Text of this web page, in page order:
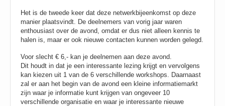
Het is de tweede keer dat deze netwerkbijeenkomst op deze
manier plaatsvindt. De deelnemers van vorig jaar waren
enthousiast over de avond, omdat er dus niet alleen kennis te
halen is, maar er ook nieuwe contacten kunnen worden gelegd.
Voor slecht € 6,- kan je deelnemen aan deze avond.
Dit houdt in dat je een interessante lezing krijgt en vervolgens
kan kiezen uit 1 van de 6 verschillende workshops. Daarnaast
zal er aan het begin van de avond een kleine informatiemarkt
zijn waar je informatie kunt krijgen van ongeveer 10
verschillende organisatie en waar je interessante nieuwe